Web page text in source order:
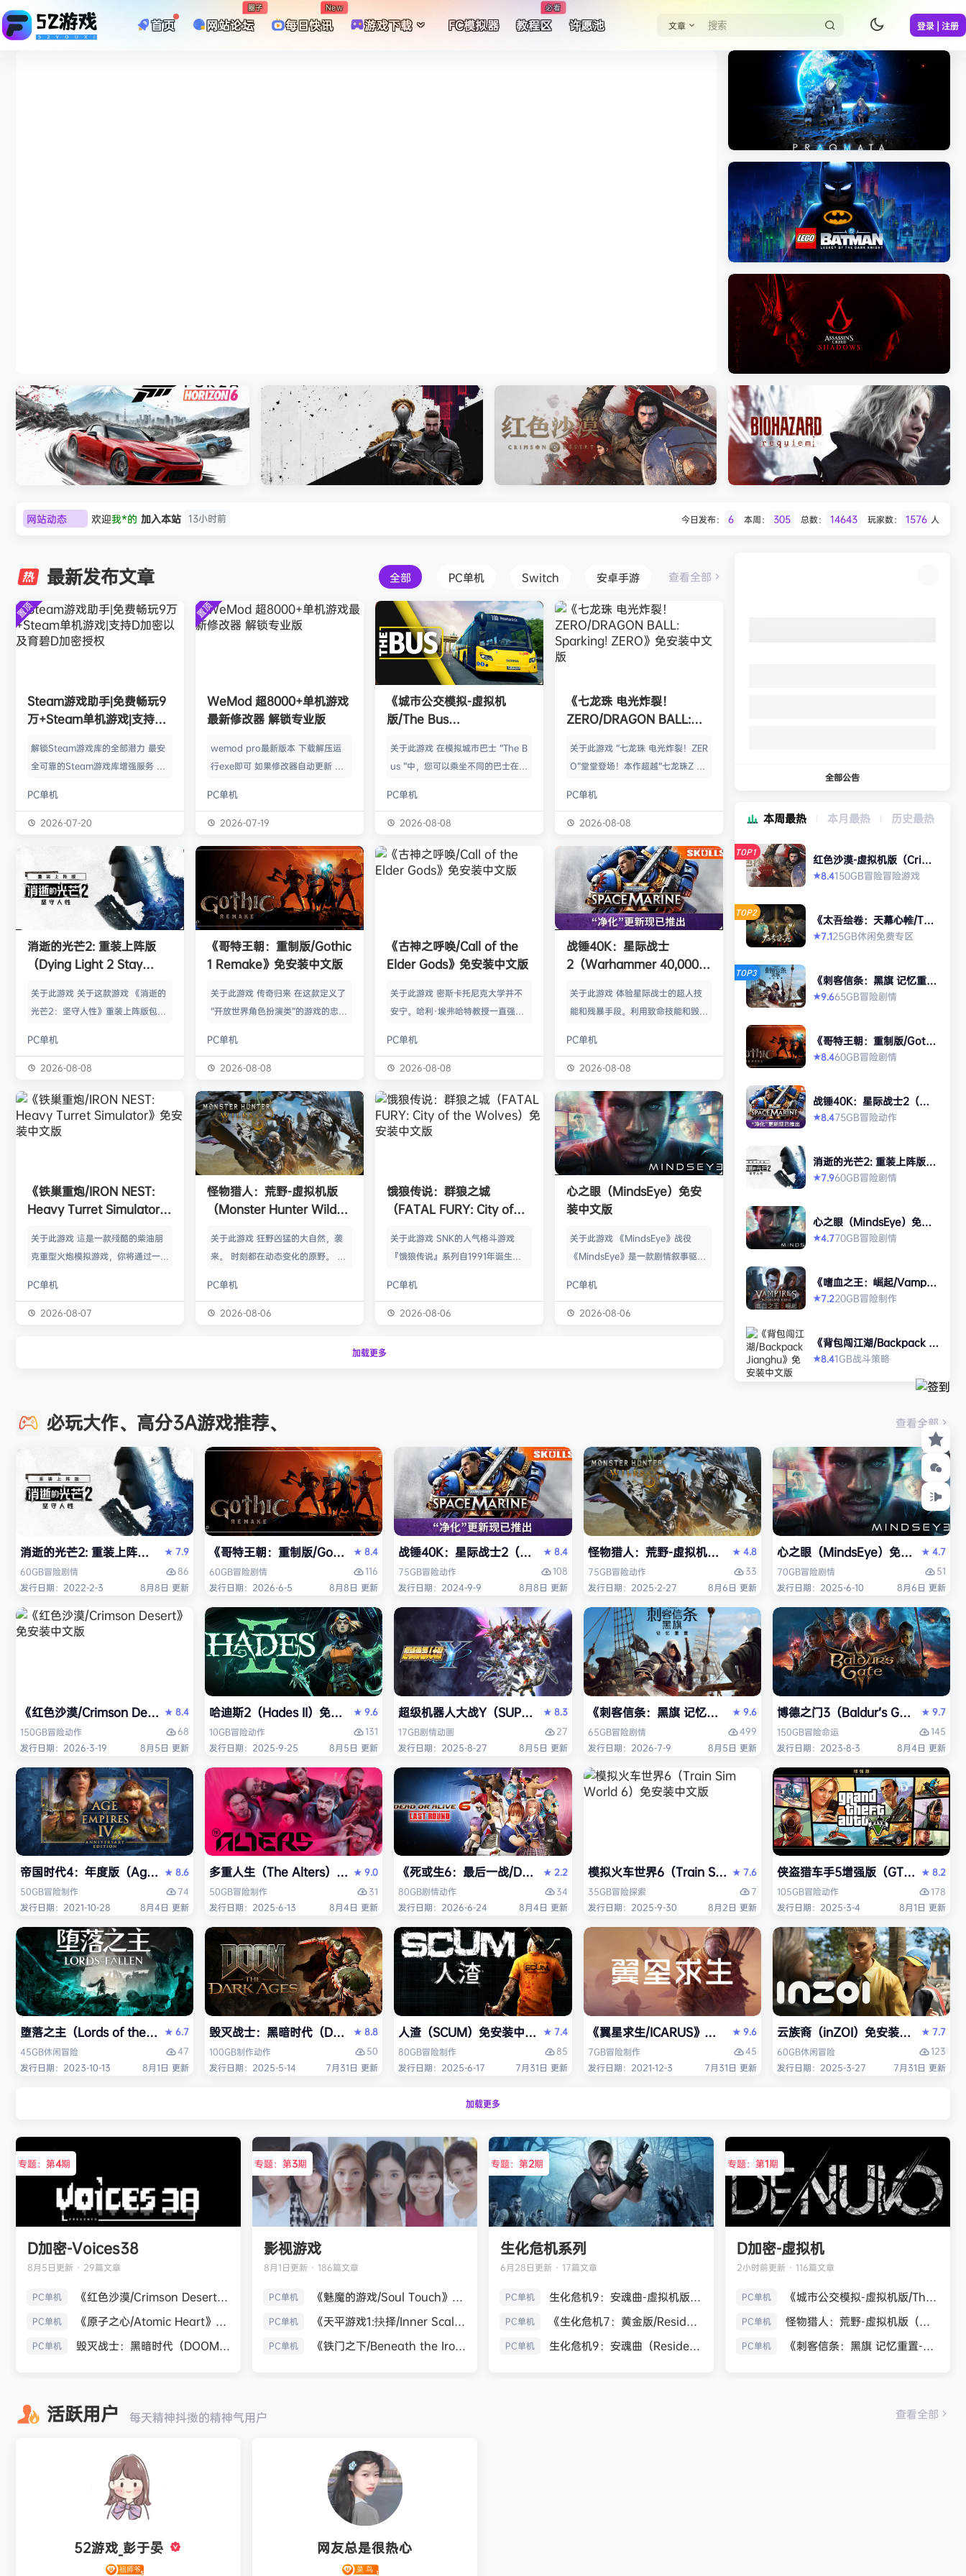
首页 网站论坛
圈子
每日快讯
New
游戏下载 FC模拟器 教程区
必看
许愿池 文章 登录 | 注册
《刺客信条：黑旗 记忆重置-虚拟机版/Assassin’s Creed Black Flag Resynced
HYPERVISOR》免安装中文版
007 初露锋芒（007 First Light
《识质存在/PRAGMATA》免安装中文版
《乐高蝙蝠侠：黑暗骑士之遗/LEGO
Batman: Legacy of the Dark Knight》
免安装中文版
《刺客信条：影/Assassin’s Creed
Shadows》免安装版，非虚拟机
网站动态 欢迎D****Z 加入本站 8月7日
欢迎Q*H 加入本站
普洱 签到获取 39 点积分 8月6日
欢迎普洱 加入本站 8月6日
欢迎
欢迎兔**** 加入本站 4小时前
欢迎q********6 加入本站 7小时前
欢迎大**颠 加入本站 13小时前
欢迎我*的 加入本站 13小时前
今日发布： 6 本周： 305 总数： 14643 玩家数： 1576 人
最新发布文章 全部 PC单机 Switch 安卓手游 查看全部
置顶
Steam游戏助手|免费畅玩9
万+Steam单机游戏|支持D
解锁Steam游戏库的全部潜力 最安
全可靠的Steam游戏库增强服务 工
修改任何steam设置、安全可靠、
可入库游戏总数 94000+、无视已
机。 无需为每一款游戏单独付费，
只需支付一次工具费用或订阅费，即
可永久访问工具库内的成千上万款游
戏，包括昂贵的3A大作。 极大地降
低了玩游戏的经济门槛，让玩家可以
无压力地尝试各种类型的游戏。操
作…
PC单机
2026-07-20
置顶
WeMod 超8000+单机游戏
最新修改器 解锁专业版
wemod pro最新版本 下载解压运
行exe即可 如果修改器自动更新 把
r 这个文件替换到新版的即可。 We
Mod 目前支持超过千款热门游戏，
修改器原作者都入驻了，所以修改器
内容更新应该也是最全、最及时的。
千款游戏听起来不多，但其实已经涵
盖了主流热门游戏【资源名称】：w
emod pro【资源版本】：【资源
大…
PC单机
2026-07-19
《城市公交模拟-虚拟机
版/The Bus
版
关于此游戏 在模拟城市巴士 “The B
us ”中，您可以乘坐不同的巴士在柏
柏林以 1:1 的比例真实再现，无论是
胜利纪念柱、勃兰登堡门还是亚历山
发现。 在斯堪尼亚 Citywide 或
其他特许公交车上，您可以向上车乘
工智能交…
PC单机
2026-08-08
《七龙珠 电光炸裂！
ZERO/DRAGON BALL:
中文版
关于此游戏 “七龙珠 电光炸裂！ZER
O”堂堂登场！本作超越“七龙珠Z 电
ing!”）到达新的境界。化身超战
士，来体验惊天动地，突破极限的七
阵容收录包括龙珠Z、龙珠超、龙珠
GT以及部分电影版，总计超过180
名战士的力量。每位角色都有独特的
能力、变身以及技巧。 让你拥有毁
灭性的力量，成为七龙珠史上最强的
战士！ 身临其境的3D对战…
PC单机
2026-08-08
消逝的光芒2: 重装上阵版
（Dying Light 2 Stay
Edition）免安装中文版
关于此游戏 关于这款游戏 《消逝的
光芒2：坚守人性》重装上阵版包
《消逝的光芒2：坚守人性》猩红纽
带DLC 距离第一部游戏的故事已经
正逐渐走向灭亡。你将扮演艾登·克
拉德威尔，一个流浪漫游者，负责运
送货物和传递消息，在被丧尸病毒摧
真正目标是找到妹妹米娅。为了逃离
华尔兹医生的…
PC单机
2026-08-08
《哥特王朝：重制版/Gothic
1 Remake》免安装中文版
关于此游戏 传奇归来 在这款定义了
“开放世界角色扮演类”的游戏的忠实
手把手打造的、栩栩如生的开放世
界，这个世界会对您的各种行动做出
特王朝》老手，还是第一次被抛入殖
民地，您都将获得一段真正的角色扮
演游戏历程，体验无与伦比的、不受
拘束的探索。 欢迎来到殖民地 米尔
塔纳（Myrtana）王国遭受着一群
野蛮兽人无休止的入侵。国王罗拔二
世（Rh…
PC单机
2026-08-08
《古神之呼唤/Call of the
Elder Gods》免安装中文版
关于此游戏 密斯卡托尼克大学并不
安宁。哈利·埃弗哈特教授一直强忍
伊万杰琳·德雷顿则被怪梦纠缠，总
是梦见十年前发掘出的一件文物。二
会发现远超想象的古老启示。 惊人
的秘密 《海之呼唤》中基于物体和
观察的谜题重磅回归，且深度得到全
越时间和空间，破解复杂的多步骤谜
题。提示、图标和…
PC单机
2026-08-08
战锤40K：星际战士
2（Warhammer 40,000:
中文版
关于此游戏 体验星际战士的超人技
能和残暴手段。利用致命技能和毁灭
择单人或多人模式，在恢弘的第三人
称战斗中保卫帝国。 在这款2011年
回归极限战士队列的副官德米特里安
·泰图斯，对战人类的敌人，再次证
明你的忠诚。在遥远星球上展开史诗
级战斗，镇压银河系的恐怖乱象，并
揭露黑暗秘密，击退永夜威胁。 投
入星系级战争中！享受激烈而血腥…
PC单机
2026-08-08
《铁巢重炮/IRON NEST:
Heavy Turret Simulator》
关于此游戏 這是一款殘酷的柴油朋
克重型火炮模拟游戏，你将通过一座
个拉杆、每一个刻度、每一次射击，
全部由你亲自掌控。最高统帅部或许
一台接收来自最高统帅部的【特级优
先】指令，另一台则直接转接前线呼
PC单机
2026-08-07
怪物猎人：荒野-虚拟机版
（Monster Hunter Wilds
版
关于此游戏 狂野凶猛的大自然，袭
来。 时刻都在动态变化的原野。 这
的怪物与人们的故事。 你会化为以
狩猎强大怪物为生的“猎人”，使用狩
没有调查过的未踏足领域“封禁之地”
的边境上，一名少年“纳塔”获救。
公会根…
PC单机
2026-08-06
饿狼传说：群狼之城
（FATAL FURY: City of
关于此游戏 SNK的人气格斗游戏
『饿狼传说』系列自1991年诞生以
潮。从1999年的『饿狼 -MARK OF
THE WOLVES-』起，时隔26年，
PC单机
2026-08-06
心之眼（MindsEye）免安
装中文版
关于此游戏 《MindsEye》战役
《MindsEye》是一款剧情叙事驱动
背景设定在近未来沙漠城市红石城。
你将扮演雅各布·迪亚兹——一名退
是…
PC单机
2026-08-06
加载更多
全部公告
本周最热 本月最热 历史最热
TOP1
红色沙漠-虚拟机版（Crims
on Desert HYPERVISO
R）免安装中文版
★8.4150GB冒险冒险游戏
TOP2
《太吾绘卷：天幕心帷/The
Scroll of Taiwu : Beyond
The Dom》免安装中文版
★7.125GB休闲免费专区
TOP3
《刺客信条：黑旗 记忆重
置-虚拟机版/Assassin’s Cr
eed Black Flag Resynced
★9.665GB冒险剧情
《哥特王朝：重制版/Gothi
c 1 Remake》免安装中文
版
★8.460GB冒险剧情
战锤40K：星际战士2（Wa
rhammer 40,000: Space
Marine 2）免安装中文版
★8.475GB冒险动作
消逝的光芒2: 重装上阵版
（Dying Light 2 Stay Hu
man: Reloaded Edition）
★7.960GB冒险剧情
心之眼（MindsEye）免安
装中文版
★4.770GB冒险剧情
《嗜血之王：崛起/Vampir
es: Bloodlord Rising》免
安装中文版
★7.220GB冒险制作
《背包闯江湖/Backpack Ji
anghu》免安装中文版
★8.41GB战斗策略
必玩大作、高分3A游戏推荐、 查看全部
消逝的光芒2: 重装上阵版（Dying Light 2 Stay Human: Reloaded Edition）免安装中文版
★ 7.9
60GB冒险剧情
86
发行日期：2022-2-3
8月8日 更新
《哥特王朝：重制版/Gothic 1 Remake》免安装中文版
★ 8.4
60GB冒险剧情
116
发行日期：2026-6-5
8月8日 更新
战锤40K：星际战士2（Warhammer 40,000: Space Marine 2）免安装中文版
★8.4
75GB冒险动作
108
发行日期：2024-9-9
8月8日 更新
怪物猎人：荒野-虚拟机版（Monster Hunter Wilds HYPERVISOR）免
★4.8
75GB冒险动作
33
发行日期：2025-2-27
8月6日 更新
心之眼（MindsEye）免安装中文版
★4.7
70GB冒险剧情
51
发行日期：2025-6-10
8月6日 更新
《红色沙漠/Crimson Desert》免安装中文版
★ 8.4
150GB冒险动作
68
发行日期：2026-3-19
8月5日 更新
哈迪斯2（Hades II）免安装中文版
★ 9.6
10GB冒险动作
131
发行日期：2025-9-25
8月5日 更新
超级机器人大战Y（SUPER ROBOT WARS Y）免安装中文版
★8.3
17GB剧情动画
27
发行日期：2025-8-27
8月5日 更新
《刺客信条：黑旗 记忆重置-虚拟机版/Assassin’s Creed Black Flag
★9.6
65GB冒险剧情
499
发行日期：2026-7-9
8月5日 更新
博德之门3（Baldur’s Gate 3）免安
★9.7
150GB冒险命运
145
发行日期：2023-8-3
8月4日 更新
帝国时代4：年度版（Age of Empires IV: Anniversary Edition）免安装中文版
★ 8.6
50GB冒险制作
74
发行日期：2021-10-28
8月4日 更新
多重人生（The Alters）免安装中文版
★ 9.0
50GB冒险制作
31
发行日期：2025-6-13
8月4日 更新
《死或生6：最后一战/DEAD OR ALIVE 6 Last Round》免安装中文版
★2.2
80GB剧情动作
34
发行日期：2026-6-24
8月4日 更新
模拟火车世界6（Train Sim World 6）免安装中文版
★7.6
35GB冒险探索
7
发行日期：2025-9-30
8月2日 更新
侠盗猎车手5增强版（GTA5增强
★8.2
105GB冒险动作
178
发行日期：2025-3-4
8月1日 更新
堕落之主（Lords of the Fallen）免安装中文版
★ 6.7
45GB休闲冒险
47
发行日期：2023-10-13
8月1日 更新
毁灭战士：黑暗时代（DOOM: The Dark Ages）免安装中文版
★ 8.8
100GB制作动作
50
发行日期：2025-5-14
7月31日 更新
人渣（SCUM）免安装中文版★7.4
80GB冒险制作
85
发行日期：2025-6-17
7月31日 更新
《翼星求生/ICARUS》免安装中文版
★9.6
7GB冒险制作
45
发行日期：2021-12-3
7月31日 更新
云族裔（inZOI）免安装中文版
★7.7
60GB休闲冒险
123
发行日期：2025-3-27
7月31日 更新
加载更多
专题：第4期
D加密-Voices38
8月5日更新 · 29篇文章
PC单机 《红色沙漠/Crimson Desert》免安装中文版
PC单机 《原子之心/Atomic Heart》免安装中文版
PC单机 毁灭战士：黑暗时代（DOOM: The Dark Ages）免安装中文版
专题：第3期
影视游戏
8月1日更新 · 186篇文章
PC单机 《魅魔的游戏/Soul Touch》免安装中文版
PC单机 《天平游戏1:抉择/Inner Scales 1：Choice》免安装中文版
PC单机 《铁门之下/Beneath the Iron Gate》免安装中文版
专题：第2期
生化危机系列
6月28日更新 · 17篇文章
PC单机 生化危机9：安魂曲-虚拟机版（Resident Evil Requiem HYPERVISOR）免安装中文版
PC单机 《生化危机7：黄金版/Resident Evil 7 Biohazard》免安装中文版
PC单机 生化危机9：安魂曲（Resident Evil Requiem）免安装中文版
专题：第1期
D加密-虚拟机
2小时前更新 · 116篇文章
PC单机 《城市公交模拟-虚拟机版/The Bus HYPERVISOR》免安装中文版
PC单机 怪物猎人：荒野-虚拟机版（Monster Hunter Wilds HYPERVISOR）免安装中文版
PC单机 《刺客信条：黑旗 记忆重置-虚拟机版/Assassin’s Creed Black Flag Resynced HYPERVISOR》免安装中文版
活跃用户 每天精神抖擞的精神气用户 查看全部
52游戏_彭于晏 网友总是很热心